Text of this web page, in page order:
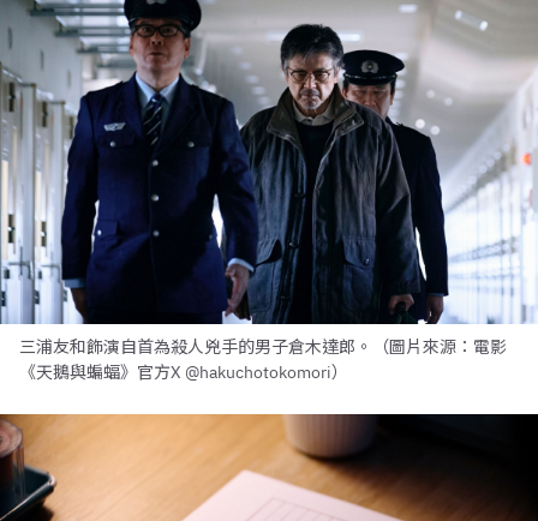
三浦友和飾演自首為殺人兇手的男子倉木達郎。（圖片來源：電影
《天鵝與蝙蝠》官方X @hakuchotokomori）